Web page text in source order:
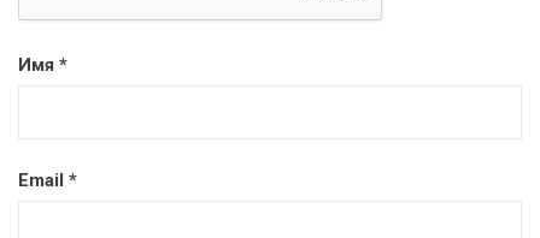
Имя *
Email *